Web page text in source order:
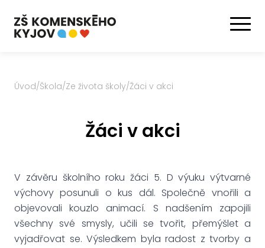
Úvod/Škola/Ze života školy/Žáci v akci
Žáci v akci
V závěru školního roku žáci 5. D výuku výtvarné
výchovy posunuli o kus dál. Společně vnořili a
objevovali kouzlo animací. S nadšením zapojili
všechny své smysly, učili se tvořit, přemýšlet a
vyjadřovat se. Výsledkem byla radost z tvorby a